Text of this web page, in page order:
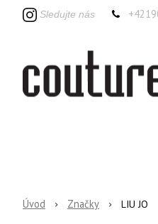
Sledujte nás
Úvod Značky LIU JO